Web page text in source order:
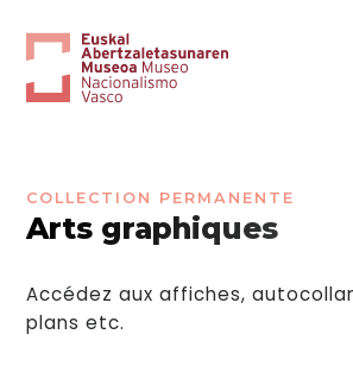
COLLECTION PERMANENTE
Arts graphiques
Accédez aux affiches,
plans etc.